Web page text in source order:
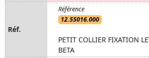
12.55016.000
PETIT COLLIER FIXATION
BETA